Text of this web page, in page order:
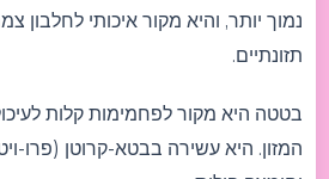
נמוך יותר, והיא מקור איכותי לחלבון
תזונתיים.
בטטה היא מקור לפחמימות קלות